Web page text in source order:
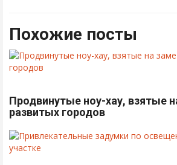
Похожие посты
Продвинутые ноу-хау, взятые
развитых городов